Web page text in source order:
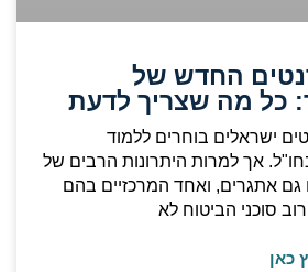
החדש של
כל מה שצריך לדעת
ישראלים בוחרים ללמוד
אך למרות היתרונות הרבים של
גם אתגרים, ואחד המרכזיים בהם
סוכני הביטוח לא
כאן